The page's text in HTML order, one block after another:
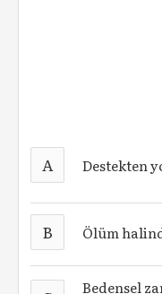
A Destekten
B Ölüm
Bedensel